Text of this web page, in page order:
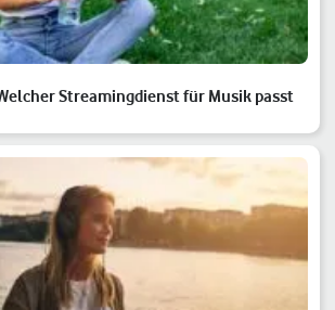
Streamingdienst für Musik passt